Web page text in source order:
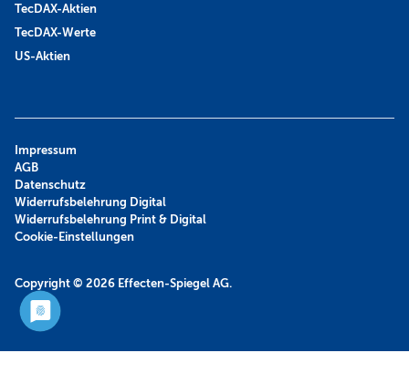
TecDAX-Aktien
TecDAX-Werte
US-Aktien
Copyright © 2026 Effecten-Spiegel AG.
Impressum
AGB
Datenschutz
Widerrufsbelehrung Digital
Widerrufsbelehrung Print & Digital
Cookie-Einstellungen